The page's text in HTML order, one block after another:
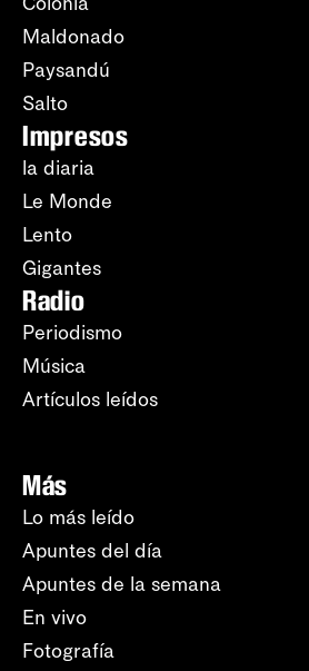
Maldonado
Paysandú
Salto
Impresos
la diaria
Le Monde
Lento
Gigantes
Radio
Periodismo
Música
Artículos leídos
Más
Lo más leído
Apuntes del día
Apuntes de la semana
En vivo
Fotografía